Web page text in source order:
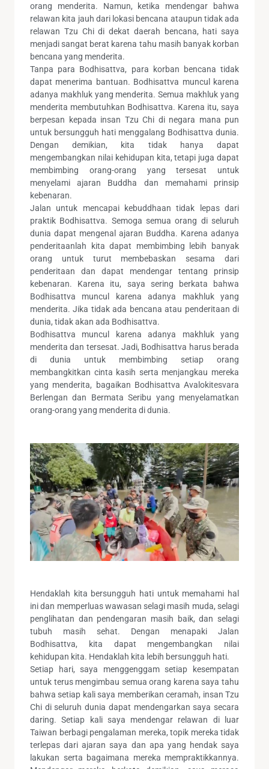
orang menderita. Namun, ketika mendengar bahwa
relawan kita jauh dari lokasi bencana ataupun tidak ada
relawan Tzu Chi di dekat daerah bencana, hati saya
menjadi sangat berat karena tahu masih banyak korban
bencana yang menderita.
Tanpa para Bodhisattva, para korban bencana tidak
dapat menerima bantuan. Bodhisattva muncul karena
adanya makhluk yang menderita. Semua makhluk yang
menderita membutuhkan Bodhisattva. Karena itu, saya
berpesan kepada insan Tzu Chi di negara mana pun
untuk bersungguh hati menggalang Bodhisattva dunia.
Dengan demikian, kita tidak hanya dapat
mengembangkan nilai kehidupan kita, tetapi juga dapat
membimbing orang-orang yang tersesat untuk
menyelami ajaran Buddha dan memahami prinsip
kebenaran.
Jalan untuk mencapai kebuddhaan tidak lepas dari
praktik Bodhisattva. Semoga semua orang di seluruh
dunia dapat mengenal ajaran Buddha. Karena adanya
penderitaanlah kita dapat membimbing lebih banyak
orang untuk turut membebaskan sesama dari
penderitaan dan dapat mendengar tentang prinsip
kebenaran. Karena itu, saya sering berkata bahwa
Bodhisattva muncul karena adanya makhluk yang
menderita. Jika tidak ada bencana atau penderitaan di
dunia, tidak akan ada Bodhisattva.
Bodhisattva muncul karena adanya makhluk yang
menderita dan tersesat. Jadi, Bodhisattva harus berada
di dunia untuk membimbing setiap orang
membangkitkan cinta kasih serta menjangkau mereka
yang menderita, bagaikan Bodhisattva Avalokitesvara
Berlengan dan Bermata Seribu yang menyelamatkan
orang-orang yang menderita di dunia.
Hendaklah kita bersungguh hati untuk memahami hal
ini dan memperluas wawasan selagi masih muda, selagi
penglihatan dan pendengaran masih baik, dan selagi
tubuh masih sehat. Dengan menapaki Jalan
Bodhisattva, kita dapat mengembangkan nilai
kehidupan kita. Hendaklah kita lebih bersungguh hati.
Setiap hari, saya menggenggam setiap kesempatan
untuk terus mengimbau semua orang karena saya tahu
bahwa setiap kali saya memberikan ceramah, insan Tzu
Chi di seluruh dunia dapat mendengarkan saya secara
daring. Setiap kali saya mendengar relawan di luar
Taiwan berbagi pengalaman mereka, topik mereka tidak
terlepas dari ajaran saya dan apa yang hendak saya
lakukan serta bagaimana mereka mempraktikkannya.